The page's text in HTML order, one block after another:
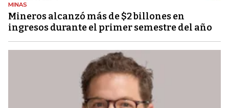
MINAS
Mineros alcanzó más de $2 billones en
ingresos durante el primer semestre del año